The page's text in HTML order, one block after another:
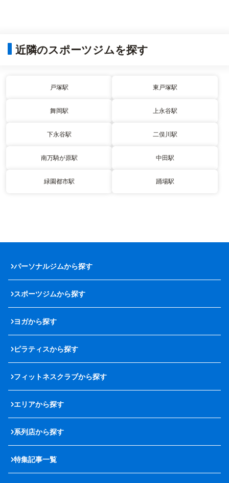
近隣のスポーツジムを探す
戸塚駅 東戸塚駅
舞岡駅 上永谷駅
下永谷駅 二俣川駅
南万騎が原駅 中田駅
緑園都市駅 踊場駅
パーソナルジムから探す
スポーツジムから探す
ヨガから探す
ピラティスから探す
フィットネスクラブから探す
エリアから探す
系列店から探す
特集記事一覧